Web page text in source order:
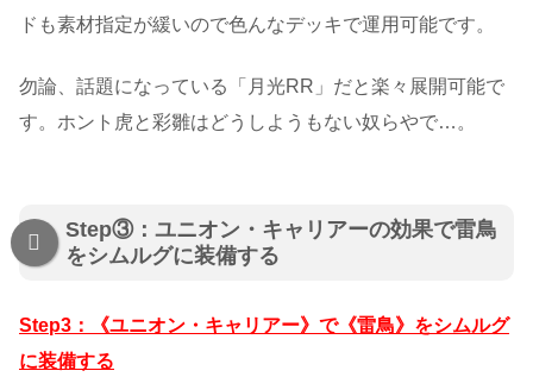
ドも素材指定が緩いので色んなデッキで運用可能です。
勿論、話題になっている「月光RR」だと楽々展開可能で
す。ホント虎と彩雛はどうしようもない奴らやで…。
Step③：ユニオン・キャリアーの効果で雷鳥
をシムルグに装備する
Step3：《ユニオン・キャリアー》で《雷鳥》をシムルグ
に装備する